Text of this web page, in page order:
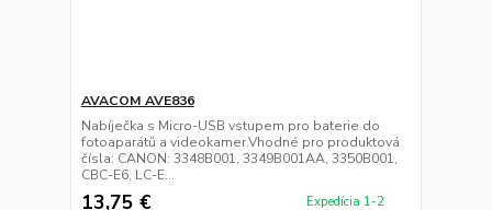
AVACOM AVE836
Nabíječka s Micro-USB vstupem pro baterie do
fotoaparátů a videokamer.Vhodné pro produktová
čísla: CANON: 3348B001, 3349B001AA, 3350B001,
CBC-E6, LC-E...
13,75 €
Expedícia 1-2